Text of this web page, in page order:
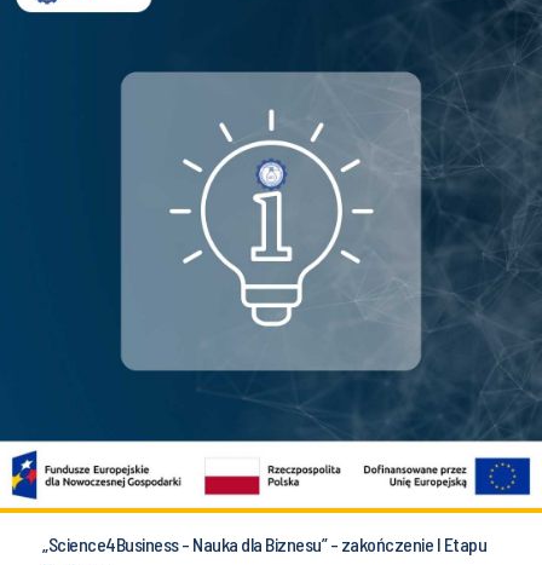
„Science4Business - Nauka dla Biznesu” - zakończenie I Etapu